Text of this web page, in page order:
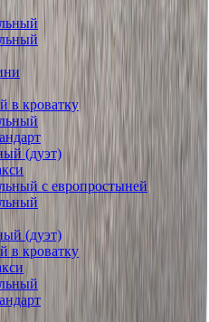
в кроватку
(дуэт)
с европростыней
(дуэт)
в кроватку